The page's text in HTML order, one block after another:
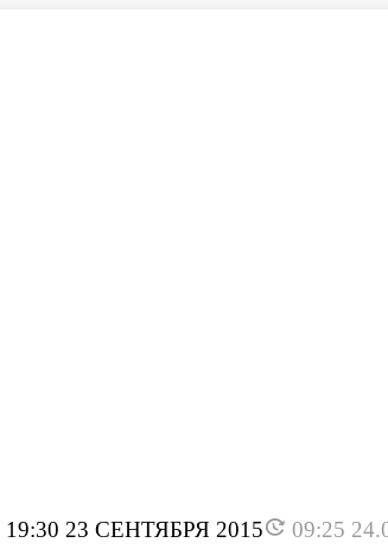
19:30 23 СЕНТЯБРЯ 2015 09:25